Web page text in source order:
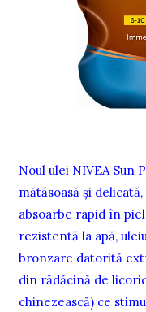
Noul ulei NIVEA Sun
mătăsoasă și
absoarbe rapid în
rezistentă la apă,
bronzare datorită
din rădăcină de
chinezească) ce